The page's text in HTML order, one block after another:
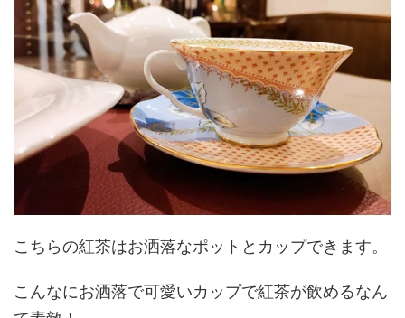
こちらの紅茶はお洒落なポットとカップできます。
こんなにお洒落で可愛いカップで紅茶が飲めるなん